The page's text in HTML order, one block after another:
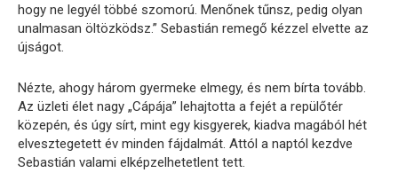
hogy ne legyél többé szomorú. Menőnek tűnsz, pedig olyan
unalmasan öltözködsz.” Sebastián remegő kézzel elvette az
újságot.
Nézte, ahogy három gyermeke elmegy, és nem bírta tovább.
Az üzleti élet nagy „Cápája” lehajtotta a fejét a repülőtér
közepén, és úgy sírt, mint egy kisgyerek, kiadva magából hét
elvesztegetett év minden fájdalmát. Attól a naptól kezdve
Sebastián valami elképzelhetetlent tett.